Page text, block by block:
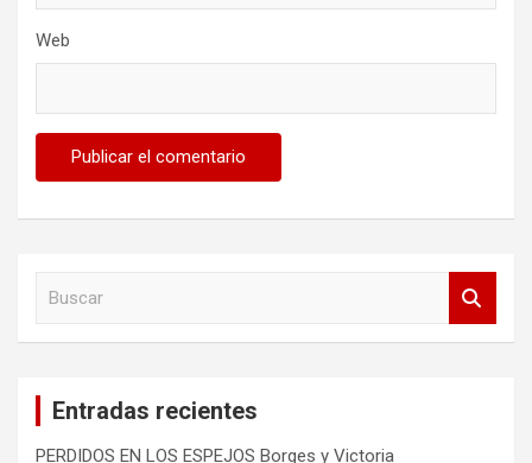
Web
Entradas recientes
PERDIDOS EN LOS ESPEJOS Borges y Victoria